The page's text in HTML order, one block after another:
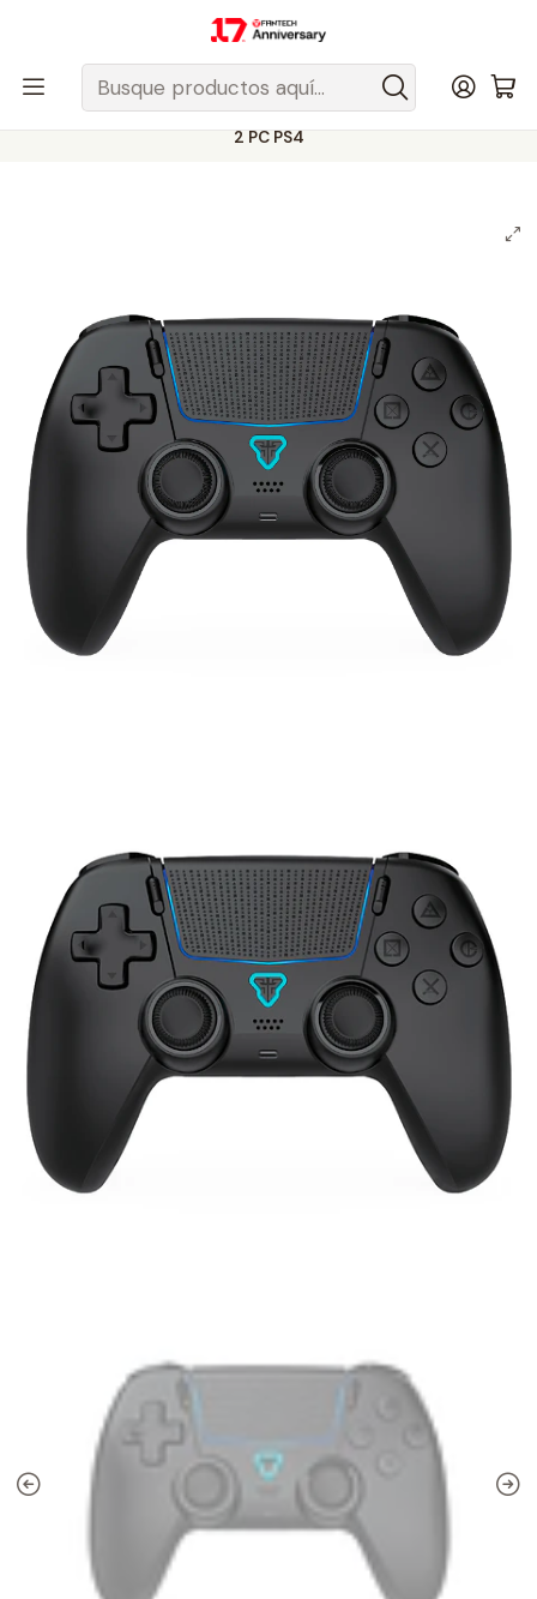
Despacho gratis a todo Chile sobre $50.000 pesos.
Accesorios
Accesorios Consolas/Plataformas
Apple
Controles iPhone, iPad y Mac
2 PC PS4